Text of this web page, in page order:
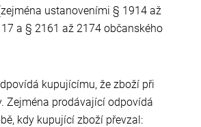
ustanoveními § 1914 až
a § 2161 až 2174 občanského
kupujícímu, že zboží při
Zejména prodávající odpovídá
kdy kupující zboží převzal: